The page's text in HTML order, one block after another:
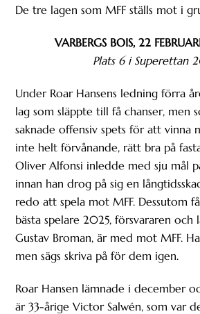
De tre lagen som MFF ställs mot i
VARBERGS BOIS, 22
Plats 6 i Superettan
Under Roar Hansens ledning förra
lag som släppte till få chanser, men
saknade offensiv spets för att vinna
inte helt förvånande, rätt bra på
Oliver Alfonsi inledde med sju mål
innan han drog på sig en
redo att spela mot MFF. Dessutom
bästa spelare 2025, försvararen och
Gustav Broman, är med mot MFF.
men sägs skriva på för dem igen.
Roar Hansen lämnade i december
är 33-årige Victor Salwén, som var